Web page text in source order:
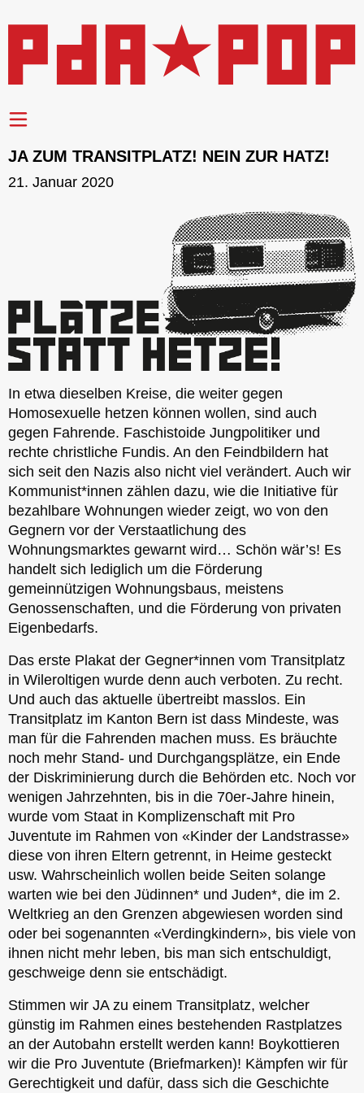
JA ZUM TRANSITPLATZ! NEIN ZUR HATZ!
21. Januar 2020
In etwa dieselben Kreise, die weiter gegen
Homosexuelle hetzen können wollen, sind auch
gegen Fahrende. Faschistoide Jungpolitiker und
rechte christliche Fundis. An den Feindbildern hat
sich seit den Nazis also nicht viel verändert. Auch wir
Kommunist*innen zählen dazu, wie die Initiative für
bezahlbare Wohnungen wieder zeigt, wo von den
Gegnern vor der Verstaatlichung des
Wohnungsmarktes gewarnt wird… Schön wär’s! Es
handelt sich lediglich um die Förderung
gemeinnützigen Wohnungsbaus, meistens
Genossenschaften, und die Förderung von privaten
Eigenbedarfs.
Das erste Plakat der Gegner*innen vom Transitplatz
in Wileroltigen wurde denn auch verboten. Zu recht.
Und auch das aktuelle übertreibt masslos. Ein
Transitplatz im Kanton Bern ist dass Mindeste, was
man für die Fahrenden machen muss. Es bräuchte
noch mehr Stand- und Durchgangsplätze, ein Ende
der Diskriminierung durch die Behörden etc. Noch vor
wenigen Jahrzehnten, bis in die 70er-Jahre hinein,
wurde vom Staat in Komplizenschaft mit Pro
Juventute im Rahmen von «Kinder der Landstrasse»
diese von ihren Eltern getrennt, in Heime gesteckt
usw. Wahrscheinlich wollen beide Seiten solange
warten wie bei den Jüdinnen* und Juden*, die im 2.
Weltkrieg an den Grenzen abgewiesen worden sind
oder bei sogenannten «Verdingkindern», bis viele von
ihnen nicht mehr leben, bis man sich entschuldigt,
geschweige denn sie entschädigt.
Stimmen wir JA zu einem Transitplatz, welcher
günstig im Rahmen eines bestehenden Rastplatzes
an der Autobahn erstellt werden kann! Boykottieren
wir die Pro Juventute (Briefmarken)! Kämpfen wir für
Gerechtigkeit und dafür, dass sich die Geschichte